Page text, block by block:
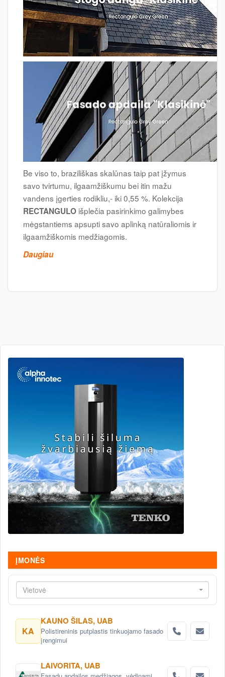
Be viso to, braziliškas skalūnas taip pat įžymus
savo tvirtumu, ilgaamžiškumu bei itin mažu
vandens įgerties rodikliu,- iki 0,55 %. Kolekcija
RECTANGULO išplečia pasirinkimo galimybes
mėgstantiems apsupti savo aplinką natūraliomis ir
ilgaamžiškomis medžiagomis.
Daugiau
ĮMONĖS
Vietovė
KA
KAUNO ŠILAS, UAB
Polistireninis putplastis tinkuojamo fasado
įrengimui
LAIVORITA, UAB